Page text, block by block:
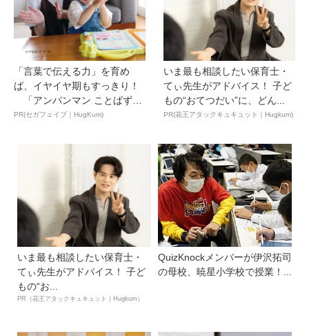
「言葉で伝える力」を育め
ば、イヤイヤ期もすっきり！
「アンパンマン ことばずか
ん...
PR(セガフェイブ｜HugKum)
いま最も相談したい保育士・
てぃ先生がアドバイス！ 子ど
もの“おてつだい”に、どん...
PR(花王アタックキュキュット｜Hugkum)
いま最も相談したい保育士・
てぃ先生がアドバイス！ 子ど
もの“お...
PR（花王アタックキュキュット｜Hugkum）
QuizKnockメンバーが伊沢拓司
の母校、暁星小学校で授業！...